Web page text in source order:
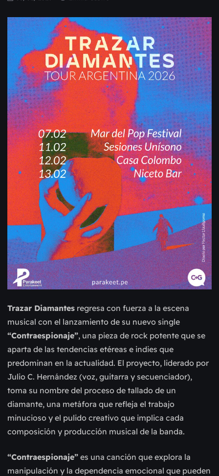
Trazar Diamantes regresa con fuerza a la escena
musical con el lanzamiento de su nuevo single
“Contraespionaje”, una pieza de rock potente que se
aparta de las tendencias etéreas e indies que
predominan en la actualidad. El proyecto, liderado por
Julio C. Hernández (voz, guitarra y secuenciador),
toma su nombre del proceso de tallado de un
diamante, una metáfora que refleja el trabajo
minucioso y el pulido creativo que implica cada
composición y producción musical de la banda.
“Contraespionaje” es una canción que explora la
manipulación y la dependencia emocional que pueden